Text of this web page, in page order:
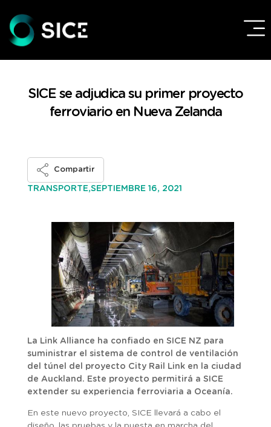
SICE se adjudica su primer proyecto
ferroviario en Nueva Zelanda
TRANSPORTE,SEPTIEMBRE 16, 2021
Compartir
La Link Alliance ha confiado en SICE NZ para
suministrar el sistema de control de ventilación
del túnel del proyecto City Rail Link en la ciudad
de Auckland. Este proyecto permitirá a SICE
extender su experiencia ferroviaria a Oceanía.
En este nuevo proyecto, SICE llevará a cabo el